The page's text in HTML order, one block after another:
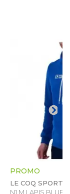
PROMO
LE COQ SPORTIF
N1 M LAPIS BLUE